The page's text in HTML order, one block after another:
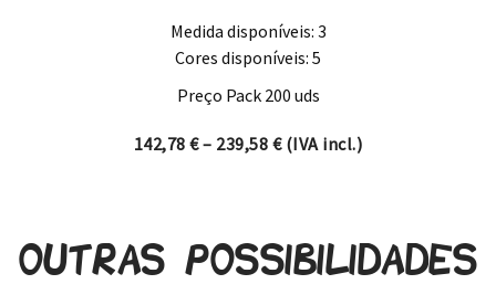
Medida disponíveis: 3
Cores disponíveis: 5
Preço Pack 200 uds
142,78€– 239,58 €Price range: 142,78 €
(IVA incl.)
Outras possibilidades